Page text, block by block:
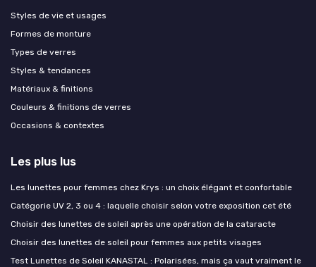
Styles de vie et usages
Formes de monture
Types de verres
Styles & tendances
Matériaux & finitions
Couleurs & finitions de verres
Occasions & contextes
Les plus lus
Les lunettes pour femmes chez Krys : un choix élégant et confortable
Catégorie UV 2, 3 ou 4 : laquelle choisir selon votre exposition cet été
Choisir des lunettes de soleil après une opération de la cataracte
Choisir des lunettes de soleil pour femmes aux petits visages
Test Lunettes de Soleil KANASTAL : Polarisées, mais ça vaut vraiment le